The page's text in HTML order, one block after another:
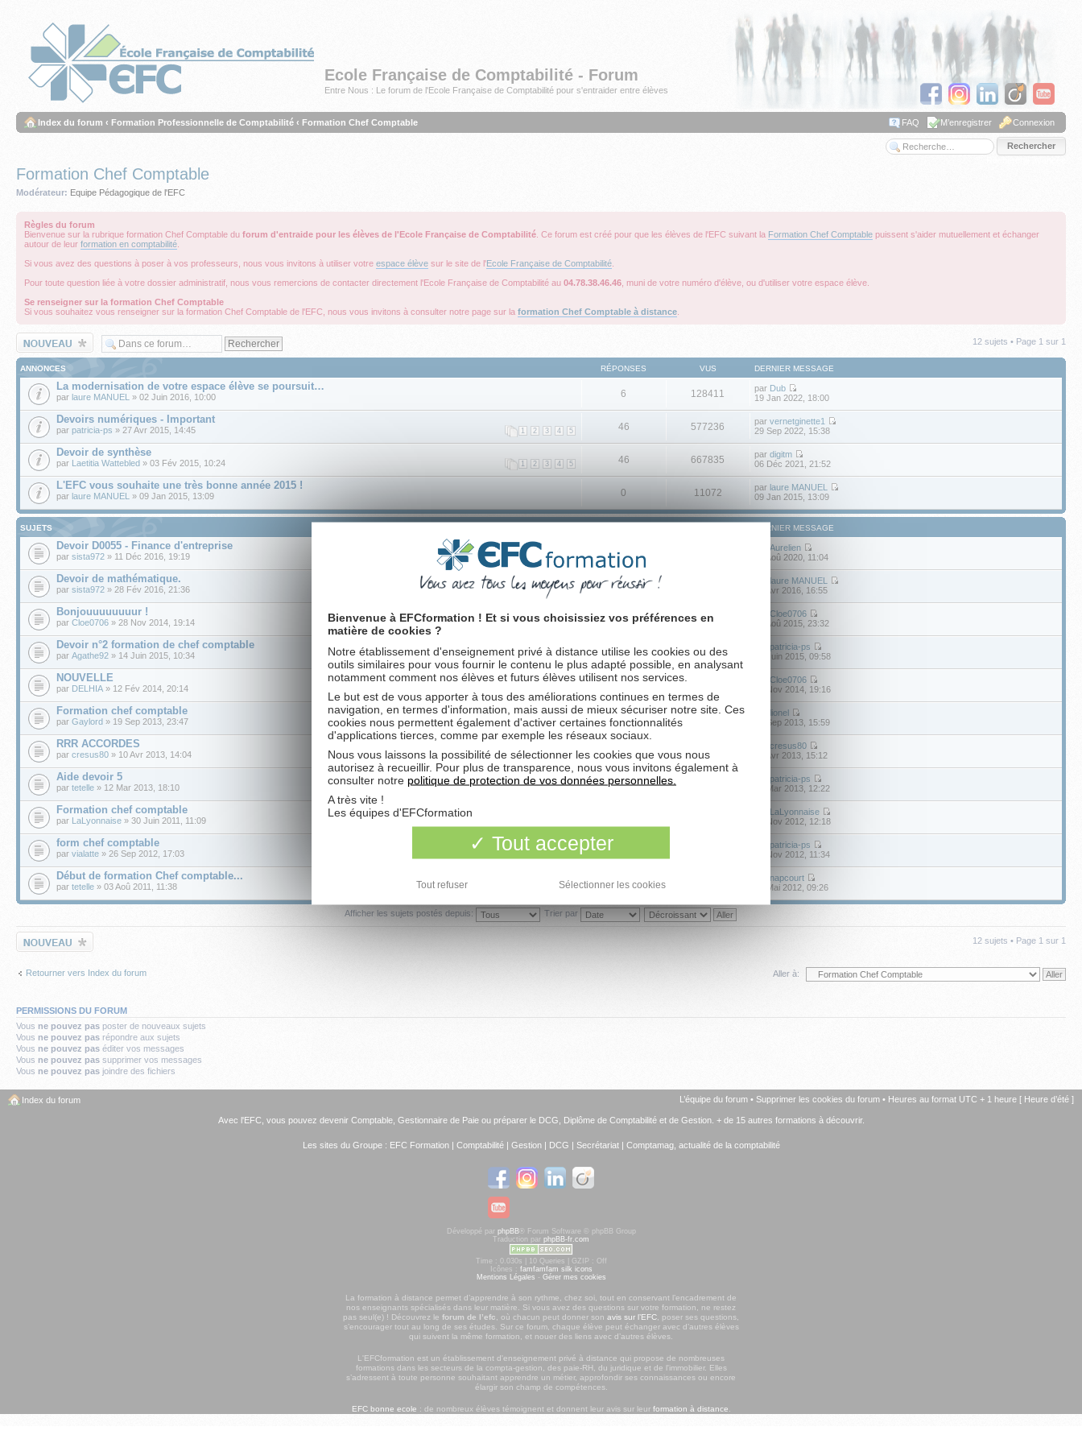
Ecole Française de Comptabilité - Forum
Entre Nous : Le forum de l'Ecole Française de Comptabilité pour s'entraider entre élèves
Index du forum ‹ Formation Professionnelle de Comptabilité ‹ Formation Chef Comptable FAQ M’enregistrer Connexion
Formation Chef Comptable
Modérateur: Equipe Pédagogique de l'EFC
Règles du forum
Bienvenue sur la rubrique formation Chef Comptable du forum d'entraide pour les élèves de l'Ecole Française de Comptabilité . Ce forum est créé pour que les élèves de l'EFC suivant la Formation Chef Comptable puissent s'aider mutuellement et échanger
autour de leur formation en comptabilité
Si vous avez des questions à poser à vos professeurs, nous vous invitons à utiliser votre espace élève sur le site de l'Ecole Française de Comptabilité
Pour toute question liée à votre dossier administratif, nous vous remercions de contacter directement l'Ecole Française de Comptabilité au 04.78.38.46.46 , muni de votre numéro d'élève, ou d'utiliser votre espace élève.
Se renseigner sur la formation Chef Comptable
Si vous souhaitez vous renseigner sur la formation Chef Comptable de l'EFC, nous vous invitons à consulter notre page sur la formation Chef Comptable à distance
Écrire un nouveau
sujet
12 sujets • Page 1 sur 1
ANNONCES RÉPONSES VUS DERNIER MESSAGE
La modernisation de votre espace élève se poursuit…
par laure MANUEL » 02 Juin 2016, 10:00 6 128411 par Dub
19 Jan 2022, 18:00
Devoirs numériques - Important
1 2 3 4 5
par patricia-ps » 27 Avr 2015, 14:45 46 577236 parvernetginette1
29 Sep 2022, 15:38
Devoir de synthèse
1 2 3 4 5
par Laetitia Wattebled » 03 Fév 2015, 10:24 46 667835 pardigitm
06 Déc 2021, 21:52
L'EFC vous souhaite une très bonne année 2015 !
par laure MANUEL » 09 Jan 2015, 13:09 0 11072 parlaure MANUEL
09 Jan 2015, 13:09
SUJETS DERNIER MESSAGE
Devoir D0055 - Finance d'entreprise
par sista972 » 11 Déc 2016, 19:19
Aurelien
02 Aoû 2020, 11:04
Devoir de mathématique.
par sista972 » 28 Fév 2016, 21:36 2
laure MANUEL
21 Avr 2016, 16:55
Bonjouuuuuuuur !
par Cloe0706 » 28 Nov 2014, 19:14 2 4470
Cloe0706
23 Aoû 2015, 23:32
Devoir n°2 formation de chef comptable
par Agathe92 » 14 Juin 2015, 10:34 1 7973
patricia-ps
18 Juin 2015, 09:58
NOUVELLE
par DELHIA » 12 Fév 2014, 20:14 6
Cloe0706
28 Nov 2014, 19:16
Formation chef comptable
par Gaylord » 19 Sep 2013, 23:47
lionel
20 Sep 2013, 15:59
RRR ACCORDES
par cresus80 » 10 Avr 2013, 14:04 1 4962
cresus80
10 Avr 2013, 15:12
Aide devoir 5
par tetelle » 12 Mar 2013, 18:10 1
patricia-ps
18 Mar 2013, 12:22
Formation chef comptable
par LaLyonnaise » 30 Juin 2011, 11:09
LaLyonnaise
15 Nov 2012, 12:18
form chef comptable
par vialatte » 26 Sep 2012, 17:03
patricia-ps
06 Nov 2012, 11:34
Début de formation Chef comptable...
par tetelle » 03 Aoû 2011, 11:38 7
napcourt
22 Mai 2012, 09:26
Afficher les sujets postés depuis: Trier par
Écrire un nouveau
sujet
12 sujets • Page 1 sur 1
Retourner vers Index du forum Aller à:
PERMISSIONS DU FORUM
Vous ne pouvez pas poster de nouveaux sujets
Vous ne pouvez pas répondre aux sujets
Vous ne pouvez pas éditer vos messages
Vous ne pouvez pas supprimer vos messages
Vous ne pouvez pas joindre des fichiers
Index du forum L’équipe du forum • Supprimer les cookies du forum • Heures au format UTC + 1 heure [ Heure d’été ]
Avec l'EFC, vous pouvez devenir Comptable, Gestionnaire de Paieou préparer le DCG, Diplôme de Comptabilité et de Gestion. + de 15 autres formations à découvrir.
Les sites du Groupe : EFC Formation| Comptabilité| Gestion| DCG | Secrétariat| Comptamag, actualité de la comptabilité
Développé par phpBB® Forum Software © phpBB Group
Traduction par phpBB-fr.com
Time : 0.030s | 10 Queries | GZIP : Off
Icônes : famfamfam silk icons
Mentions Légales - Gérer mes cookies
La formation à distance permet d’apprendre à son rythme, chez soi, tout en conservant l’encadrement de
nos enseignants spécialisés dans leur matière. Si vous avez des questions sur votre formation, ne restez
pas seul(e) ! Découvrez le forum de l’efc , où chacun peut donner son avis sur l’EFC , poser ses questions,
s’encourager tout au long de ses études. Sur ce forum, chaque élève peut échanger avec d’autres élèves
qui suivent la même formation, et nouer des liens avec d’autres élèves.
L'EFCformation est un établissement d'enseignement privé à distance qui propose de nombreuses
formations dans les secteurs de la compta-gestion, des paie-RH, du juridique et de l'immobilier. Elles
s’adressent à toute personne souhaitant apprendre un métier, approfondir ses connaissances ou encore
élargir son champ de compétences.
EFC bonne ecole : de nombreux élèves témoignent et donnent leur avis sur leur formation à distance
Bienvenue à EFCformation ! Et si vous choisissiez vos préférences en
matière de cookies ?
Notre établissement d'enseignement privé à distance utilise les cookies ou des
outils similaires pour vous fournir le contenu le plus adapté possible, en analysant
notamment comment nos élèves et futurs élèves utilisent nos services.
Le but est de vous apporter à tous des améliorations continues en termes de
navigation, en termes d'information, mais aussi de mieux sécuriser notre site. Ces
cookies nous permettent également d'activer certaines fonctionnalités
d'applications tierces, comme par exemple les réseaux sociaux.
Nous vous laissons la possibilité de sélectionner les cookies que vous nous
autorisez à recueillir. Pour plus de transparence, nous vous invitons également à
consulter notre politique de protection de vos données personnelles.
A très vite !
Les équipes d'EFCformation
Tout accepter
Tout refuser Sélectionner les cookies